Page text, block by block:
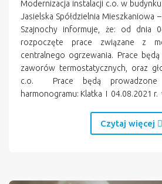
Modernizacja instalacji c.o. w
Jasielska Spółdzielnia Mieszkaniowa
Szajnochy informuje, że: od dnia
rozpoczęte prace związane z
centralnego ogrzewania. Prace
zaworów termostatycznych, oraz
c.o. Prace będą prowadzone
harmonogramu: Klatka I 04.08.2021 r.
Czytaj więcej